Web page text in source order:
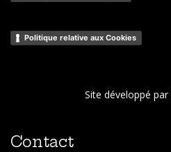
Politique relative aux Cookies
Site développé par
Contact